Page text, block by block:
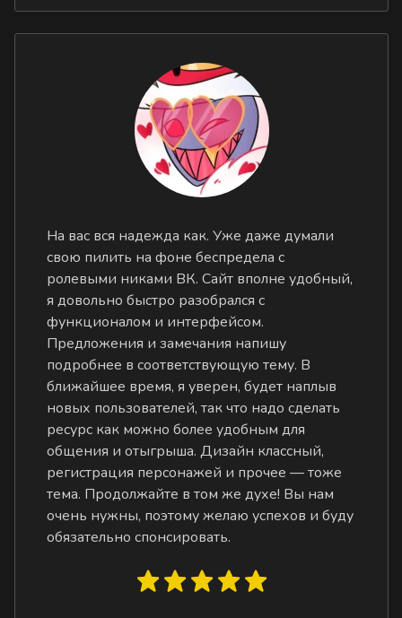
На вас вся надежда как. Уже даже думали
свою пилить на фоне беспредела с
ролевыми никами ВК. Сайт вполне удобный,
я довольно быстро разобрался с
функционалом и интерфейсом.
Предложения и замечания напишу
подробнее в соответствующую тему. В
ближайшее время, я уверен, будет наплыв
новых пользователей, так что надо сделать
ресурс как можно более удобным для
общения и отыгрыша. Дизайн классный,
регистрация персонажей и прочее — тоже
тема. Продолжайте в том же духе! Вы нам
очень нужны, поэтому желаю успехов и буду
обязательно спонсировать.